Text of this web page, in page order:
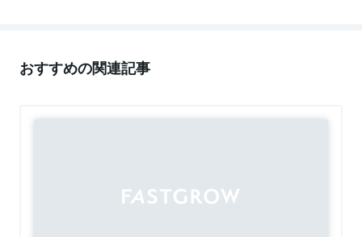
おすすめの関連記事